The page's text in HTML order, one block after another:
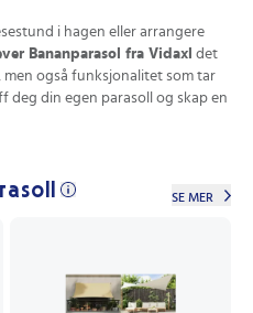
i hagen eller arrangere
Bananparasol fra Vidaxl det
men også funksjonalitet som tar
deg din egen parasoll og skap en
SE MER